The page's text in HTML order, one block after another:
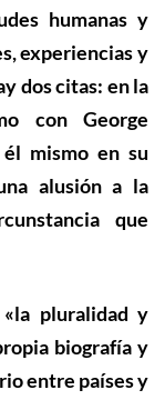
humanas y
experiencias y
dos citas: en la
con George
mismo en su
alusión a la
que
pluralidad y
biografía y
entre países y